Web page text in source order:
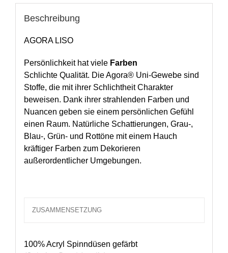
Beschreibung
AGORA LISO
Persönlichkeit hat viele Farben
Schlichte Qualität. Die Agora® Uni-Gewebe sind
Stoffe, die mit ihrer Schlichtheit Charakter
beweisen. Dank ihrer strahlenden Farben und
Nuancen geben sie einem persönlichen Gefühl
einen Raum. Natürliche Schattierungen, Grau-,
Blau-, Grün- und Rottöne mit einem Hauch
kräftiger Farben zum Dekorieren
außerordentlicher Umgebungen.
ZUSAMMENSETZUNG
100% Acryl Spinndüsen gefärbt